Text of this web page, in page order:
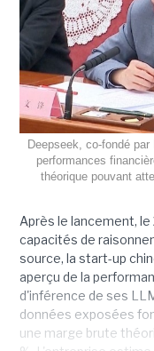
Deepseek, co-fondé
performances
théorique pouvant
Après le lancement, le
capacités de
source, la start-up
aperçu de la
d'inférence de ses
données exposées
une marge brute